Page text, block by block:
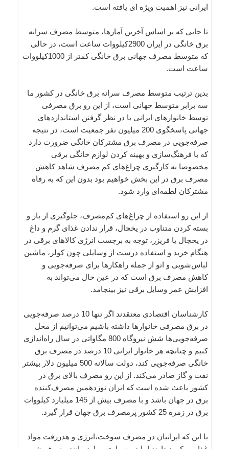
ایرانی نیز اهمیت ویژه ای یافته است.
تا جایی که بر اساس آخرین آمارها، متوسط مصرف سرانه
برق خانگی در ایران 2900کیلووات ساعت است، در حالی
که متوسط مصرف جهانی برق خانگی کمتر از 1000کیلووات
ساعت است.
بدین ترتیب متوسط مصرف سرانه برق خانگی در کشور ما
سه برابر متوسط جهانی است، از این رو برق مصرفی
توسط خانوارهای ایرانی با در نظر گرفتن استانداردهای
جهانی پاسخگوی 200 میلیون نفر جمعیت است، در نتیجه
صرفه‌جویی در مصرف برق مشترکان خانگی ضرورت دارد
که با فرهنگ‌سازی و بهینه کردن لوازم خانگی برقی
مخصوصا به کارگیری چراغ‌های کم مصرف شاهد کاهش
مصرف برق در این بخش خواهیم بود بدون این که به رفاه
مشترکان لطمه‌ای وارد شود.
از این رو استفاده از چراغ‌های کم‌مصرف، جلوگیری از باز و
بسته کردن متناوب در یخچال، قرار ندادن غذای گرم و داغ
در یخچال یا فریزر، توجه به برچسب انرژی کالاهای برقی در
هنگام خرید و استفاده درست از وسایلی چون کولر، ماشین
لباس‌شویی و اتو از جمله راهکارها برای صرفه‌جویی و
کاهش مصرف برق است که در عین حال می‌تواند به
افزایش عمر وسایل برقی نیز بینجامد.
کارشناسان اقتصادی معتقدند اگر تنها 10 درصد صرفه‌جویی
در برق مصرفی خانوارها داشته باشیم می‌توانیم از محل
صرفه‌جویی‌ها شش نیروگاه 800 مگاواتی در سال راه‌اندازی
کنیم و چنانچه هر خانوار ایرانی 10 درصد در مصرف برق
خانگی صرفه‌جویی کند، دولت سالانه 500 میلیون دلار بیشتر
نفت و گاز صادر می‌کند. از این رو مصرف بالای برق در
کشور باعث شده است که ایران نوزدهمین مصرف‌کننده
برق در جهان باشد و با مصرف بیش از 145 میلیارد کیلووات
برق در زمره 25 کشور پرمصرف برق جهان قرار گیرد.
با این که ایرانیان در مصرف سوخت،انرژی و هدررفت مواد